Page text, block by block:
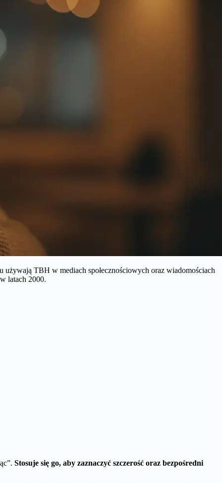
TBH w mediach społecznościowych oraz wiadomościach
latach 2000.
Stosuje się go, aby zaznaczyć szczerość oraz bezpośredni